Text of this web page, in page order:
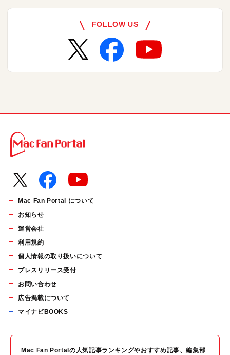
FOLLOW US
Mac Fan Portal について
お知らせ
運営会社
利用規約
個人情報の取り扱いについて
プレスリリース受付
お問い合わせ
広告掲載について
マイナビBOOKS
Mac Fan Portalの人気記事ランキングやおすすめ記事、編集部